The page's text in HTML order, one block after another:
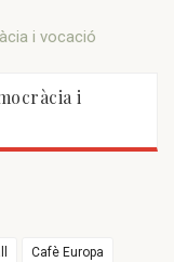
i
Cafè Europa